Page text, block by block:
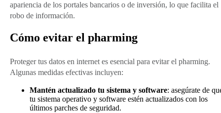
apariencia de los portales bancarios o de inversión, lo que facilita el
robo de información.
Cómo evitar el pharming
Proteger tus datos en internet es esencial para evitar el pharming.
Algunas medidas efectivas incluyen:
Mantén actualizado tu sistema y software: asegúrate de
tu sistema operativo y software estén actualizados con los
últimos parches de seguridad.